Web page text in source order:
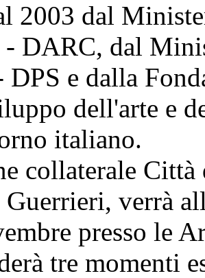
2003 dal
DARC, dal
DPS e dalla
dell'arte e
italiano.
collaterale
verrà
presso le
tre momenti